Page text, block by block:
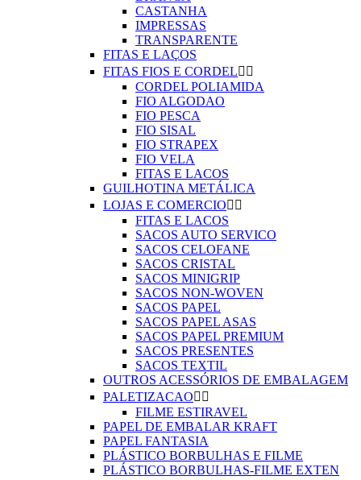
CASTANHA
IMPRESSAS
TRANSPARENTE
FITAS E LAÇOS
FITAS FIOS E CORDEL 
CORDEL POLIAMIDA
FIO ALGODAO
FIO PESCA
FIO SISAL
FIO STRAPEX
FIO VELA
FITAS E LACOS
GUILHOTINA METÁLICA
LOJAS E COMERCIO 
FITAS E LACOS
SACOS AUTO SERVICO
SACOS CELOFANE
SACOS CRISTAL
SACOS MINIGRIP
SACOS NON-WOVEN
SACOS PAPEL
SACOS PAPEL ASAS
SACOS PAPEL PREMIUM
SACOS PRESENTES
SACOS TEXTIL
OUTROS ACESSÓRIOS DE EMBALAGEM
PALETIZACAO 
FILME ESTIRAVEL
PAPEL DE EMBALAR KRAFT
PAPEL FANTASIA
PLÁSTICO BORBULHAS E FILME
PLÁSTICO BORBULHAS-FILME EXTEN